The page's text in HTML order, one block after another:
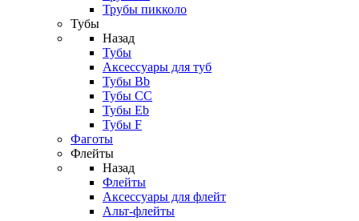
Трубы пикколо
Тубы
Назад
Тубы
Аксессуары для туб
Тубы Bb
Тубы CC
Тубы Eb
Тубы F
Фаготы
Флейты
Назад
Флейты
Аксессуары для флейт
Альт-флейты